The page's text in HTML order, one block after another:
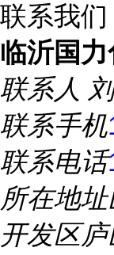
联系我们
临沂国力
联系人
联系手机
联系电话
所在地址
开发区